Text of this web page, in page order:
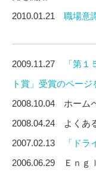
2010.01.21 職場意
2009.11.27
「第
ト賞」受賞のページ
2008.10.04 ホーム
2008.04.24 よくあ
2007.02.13
「ド
2006.06.29 Ｅｎｇ